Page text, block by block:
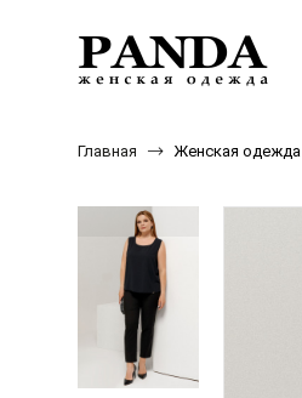
Главная Женская одежда